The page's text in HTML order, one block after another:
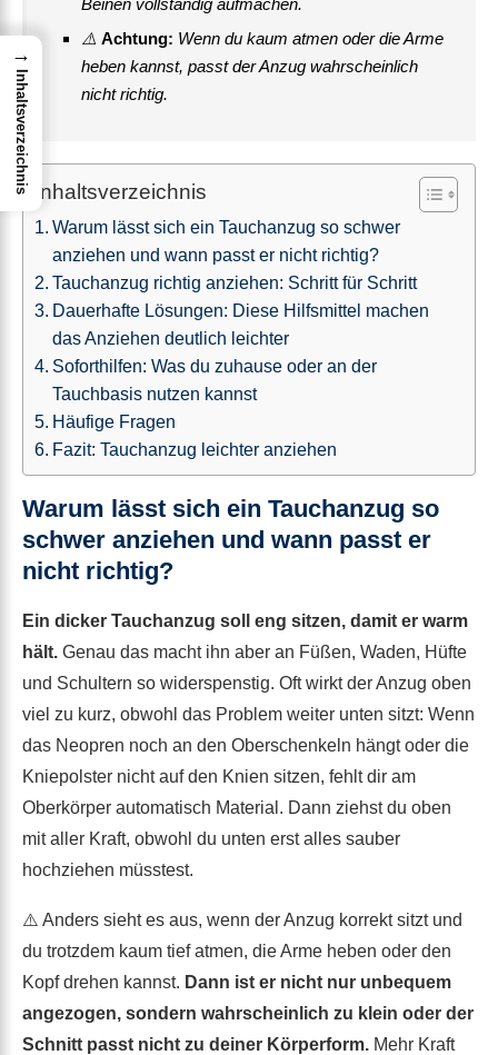
Beinen vollständig aufmachen.
⚠️ Achtung: Wenn du kaum atmen oder die Arme
heben kannst, passt der Anzug wahrscheinlich
nicht richtig.
Inhaltsverzeichnis
Warum lässt sich ein Tauchanzug so schwer
anziehen und wann passt er nicht richtig?
Tauchanzug richtig anziehen: Schritt für Schritt
Dauerhafte Lösungen: Diese Hilfsmittel machen
das Anziehen deutlich leichter
Soforthilfen: Was du zuhause oder an der
Tauchbasis nutzen kannst
Häufige Fragen
Fazit: Tauchanzug leichter anziehen
Warum lässt sich ein Tauchanzug so
schwer anziehen und wann passt er
nicht richtig?
Ein dicker Tauchanzug soll eng sitzen, damit er warm
hält. Genau das macht ihn aber an Füßen, Waden, Hüfte
und Schultern so widerspenstig. Oft wirkt der Anzug oben
viel zu kurz, obwohl das Problem weiter unten sitzt: Wenn
das Neopren noch an den Oberschenkeln hängt oder die
Kniepolster nicht auf den Knien sitzen, fehlt dir am
Oberkörper automatisch Material. Dann ziehst du oben
mit aller Kraft, obwohl du unten erst alles sauber
hochziehen müsstest.
⚠️ Anders sieht es aus, wenn der Anzug korrekt sitzt und
du trotzdem kaum tief atmen, die Arme heben oder den
Kopf drehen kannst. Dann ist er nicht nur unbequem
angezogen, sondern wahrscheinlich zu klein oder der
Schnitt passt nicht zu deiner Körperform. Mehr Kraft
→
Inhaltsverzeichnis